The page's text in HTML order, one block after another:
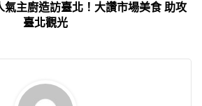
氣主廚造訪臺北！大讚市場美食 助攻
臺北觀光